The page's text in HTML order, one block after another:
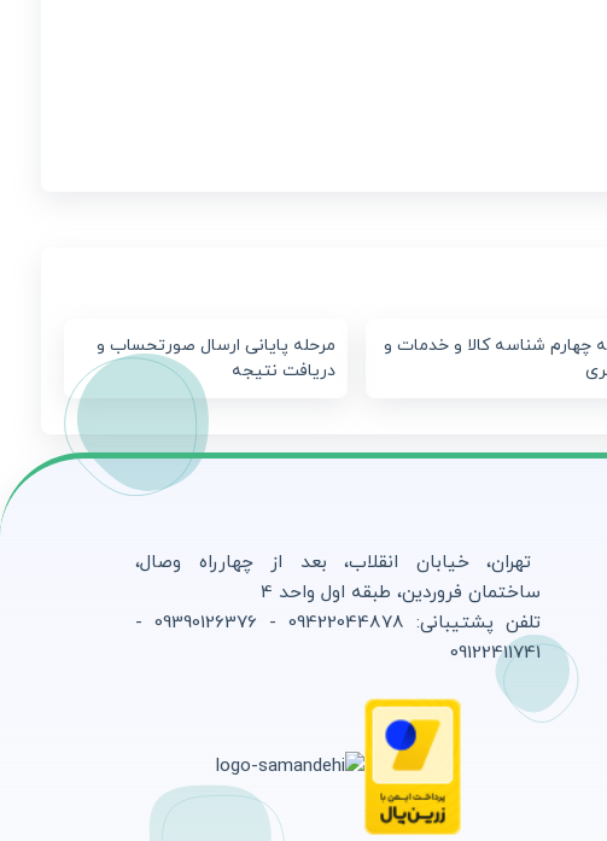
چهارم شناسه کالا و خدمات و
مرحله پایانی ارسال صورتحساب و
دریافت نتیجه
تهران، خیابان انقلاب، بعد از چهارراه وصال،
ساختمان فروردین، طبقه اول واحد 4
تلفن پشتیبانی: 09422044878 - 09390126376 -
09122411741